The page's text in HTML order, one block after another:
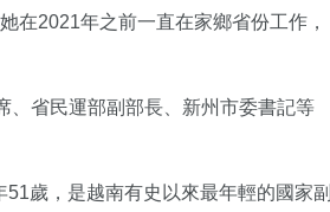
在2021年之前一直在家鄉省份工作，
、省民運部副部長、新州市委書記等
歲，是越南有史以來最年輕的國家副